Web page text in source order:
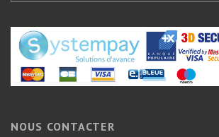
NOUS CONTACTER